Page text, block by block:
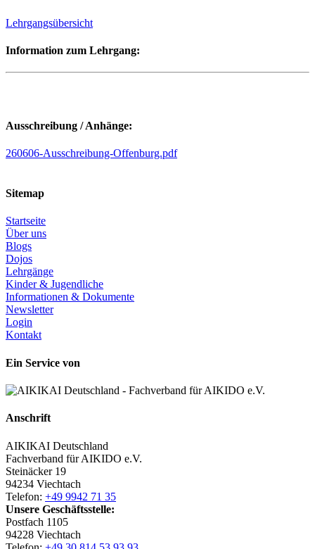
Lehrgangsübersicht
Information zum Lehrgang:
Ausschreibung / Anhänge:
260606-Ausschreibung-Offenburg.pdf
Sitemap
Startseite
Über uns
Blogs
Dojos
Lehrgänge
Kinder & Jugendliche
Informationen & Dokumente
Newsletter
Login
Kontakt
Ein Service von
Anschrift
AIKIKAI Deutschland
Fachverband für AIKIDO e.V.
Steinäcker 19
94234 Viechtach
Telefon: +49 9942 71 35
Unsere Geschäftsstelle:
Postfach 1105
94228 Viechtach